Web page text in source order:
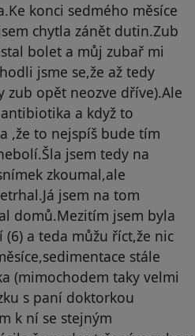
konci sedmého měsíce
chytla zánět dutin.Zub
bolet a můj zubař mi
jsme se,že až tedy
opět neozve dříve).Ale
a když to
,že to nejspíš bude tím
jsem tedy na
zkoumal,ale
jsem na tom
domů.Mezitím jsem byla
a teda můžu říct,že nic
stále
(mimochodem taky velmi
s paní doktorkou
k ní se stejným